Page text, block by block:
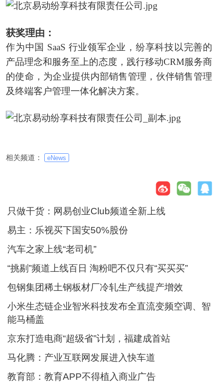
获奖理由：
作为中国 SaaS 行业领军企业，纷享科技以完善的
产品理念和服务至上的态度，践行移动CRM服务商
的使命，为企业提供内部销售管理，伙伴销售管理
及终端客户管理一体化解决方案。
相关频道： eNews
只做干货：网易创业Club频道全新上线
易主：乐视买下国安50%股份
汽车之家上线“老司机”
“挑剔”频道上线百日 淘粉吧不仅只有“买买买”
包钢集团稀土钢板材厂冷轧生产线提产增效
小米生态链企业智米科技发布全直流变频空调、智
能马桶盖
京东打造电商“超级省”计划，福建成首站
马化腾：产业互联网发展进入快车道
教育部：教育APP不得植入商业广告